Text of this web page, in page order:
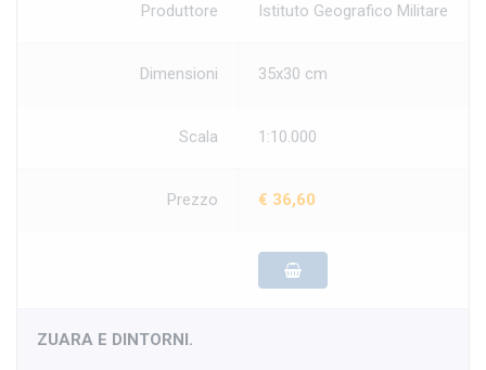
Produttore Istituto Geografico Militare
Dimensioni 35x30 cm
Scala 1:10.000
Prezzo € 36,60
ZUARA E DINTORNI.